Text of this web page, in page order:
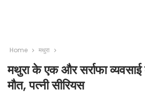
Home मथुरा
मथुरा के एक और सर्राफा व्यवसाई
मौत, पत्नी सीरियस